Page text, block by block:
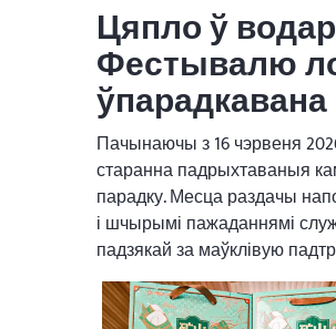
Цяпло ў
Фестывалю
ўпарадкавана
Пачынаючы з 16 чэрвеня
старанна падрыхтаваныя
парадку. Месца раздачы
і шчырымі пажаданнямі
падзякай за маўклівую